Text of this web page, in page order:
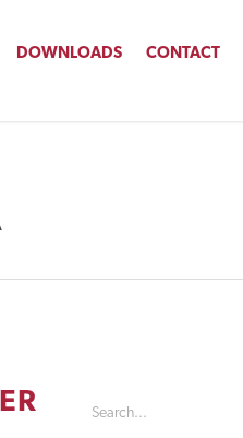
DOWNLOADS CONTACT
Search...